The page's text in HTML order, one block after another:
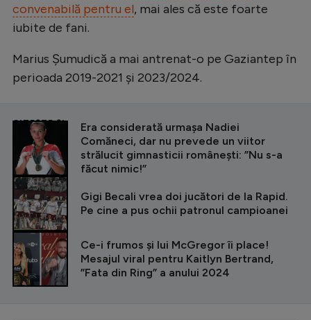
convenabilă pentru el, mai ales că este foarte
iubite de fani.
Marius Șumudică a mai antrenat-o pe Gaziantep în
perioada 2019-2021 și 2023/2024.
CITEȘTE ȘI
Era considerată urmașa Nadiei
Comăneci, dar nu prevede un viitor
strălucit gimnasticii românești: ”Nu s-a
făcut nimic!”
Gigi Becali vrea doi jucători de la Rapid.
Pe cine a pus ochii patronul campioanei
Ce-i frumos și lui McGregor îi place!
Mesajul viral pentru Kaitlyn Bertrand,
”Fata din Ring” a anului 2024